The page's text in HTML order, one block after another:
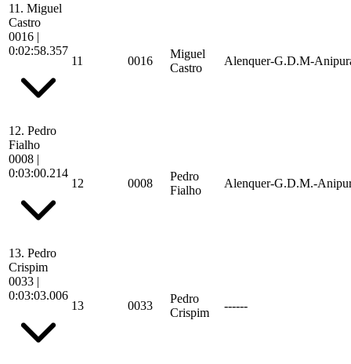
11. Miguel
Castro
0016 |
0:02:58.357
11 0016
Miguel
Castro
Alenquer-G.D.M-
12. Pedro
Fialho
0008 |
0:03:00.214
12 0008
Pedro
Fialho
Alenquer-G.D.M.-
13. Pedro
Crispim
0033 |
0:03:03.006
13 0033
Pedro
Crispim
------